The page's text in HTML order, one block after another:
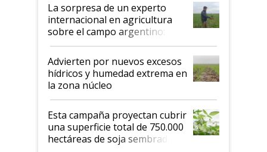
La sorpresa de un experto
internacional en agricultura
sobre el campo argentino:
"Estoy muy impresionado"
Advierten por nuevos excesos
hídricos y humedad extrema en
la zona núcleo
Esta campaña proyectan cubrir
una superficie total de 750.000
hectáreas de soja sembradas